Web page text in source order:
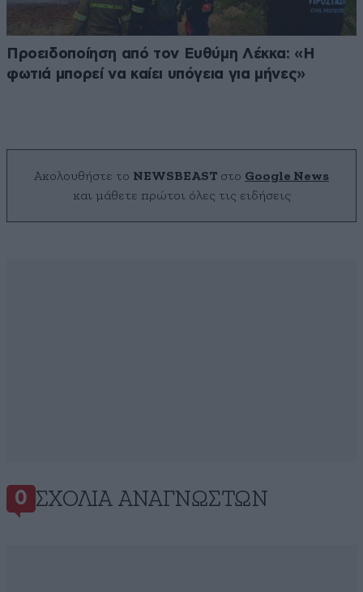
Προειδοποίηση από τον Ευθύμη Λέκκα: «Η
φωτιά μπορεί να καίει υπόγεια για μήνες»
Ακολουθήστε το NEWSBEAST στο Google News
και μάθετε πρώτοι όλες τις ειδήσεις
0 ΣΧΌΛΙΑ ΑΝΑΓΝΩΣΤΏΝ